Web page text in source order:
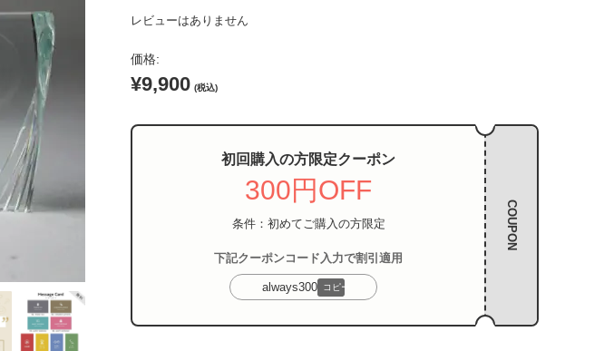
レビューはありません
価格:
¥9,900 (税込)
初回購入の方限定クーポン
300円OFF
条件：初めてご購入の方限定
下記クーポンコード入力で割引適用
always300 コピー
COUPON